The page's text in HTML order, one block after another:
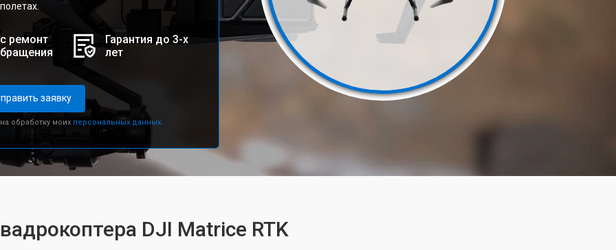
ремонт
Гарантия до 3-х
лет
заявку
обработку моих персональных данных.
DJI Matrice RTK